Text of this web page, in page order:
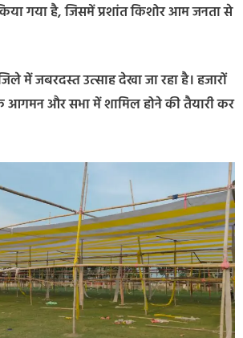
गया है, जिसमें प्रशांत किशोर आम जनता से
में जबरदस्त उत्साह देखा जा रहा है। हजारों
और सभा में शामिल होने की तैयारी कर